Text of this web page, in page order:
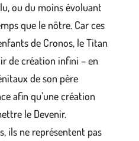
ou du moins évoluant
que le nôtre. Car ces
de Cronos, le Titan
de création infini – en
de son père
afin qu’une création
le Devenir.
ils ne représentent pas